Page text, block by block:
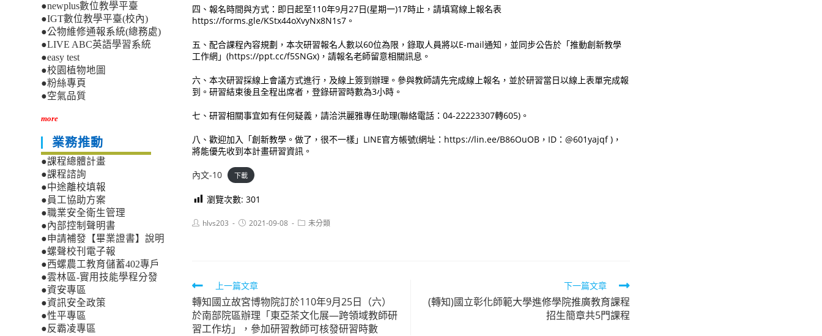
四、報名時間與方式：即日起至110年9月27日(星期一)17時止，請填寫線上報名表
https://forms.gle/KStx44oXvyNx8N1s7。
五、配合課程內容規劃，本次研習報名人數以60位為限，錄取人員將以E-mail通知，並同步公告於「推動創新教學
工作網」(https://ppt.cc/f5SNGx)，請報名老師留意相關訊息。
六、本次研習採線上會議方式進行，及線上簽到辦理。參與教師請先完成線上報名，並於研習當日以線上表單完成報
到。研習結束後且全程出席者，登錄研習時數為3小時。
七、研習相關事宜如有任何疑義，請洽洪麗雅專任助理(聯絡電話：04-22223307轉605)。
八、歡迎加入「創新教學。做了，很不一樣」LINE官方帳號(網址：https://lin.ee/B86OuOB，ID：@601yajqf )，
將能優先收到本計畫研習資訊。
內文-10 下載
瀏覽次數: 301
Posthlvs203
Post2021-09-08
Post未分類
Read
more
articles
上一篇文章
轉知國立故宮博物院訂於110年9月25日（六）
於南部院區辦理「東亞茶文化展—跨領域教師研
習工作坊」，參加研習教師可核發研習時數
下一篇文章
(轉知)國立彰化師範大學進修學院推廣教育課程
招生簡章共5門課程
●newplus數位教學平臺
●IGT數位教學平臺(校內)
●公物維修通報系統(總務處)
●LIVE ABC英語學習系統
●easy test
●校園植物地圖
●粉絲專頁
●空氣品質
more
業務推動
●課程總體計畫
●課程諮詢
●中途離校填報
●員工協助方案
●職業安全衛生管理
●內部控制聲明書
●申請補發【畢業證書】說明
●螺聲校刊電子報
●西螺農工教育儲蓄402專戶
●雲林區-實用技能學程分發
●資安專區
●資訊安全政策
●性平專區
●反霸凌專區